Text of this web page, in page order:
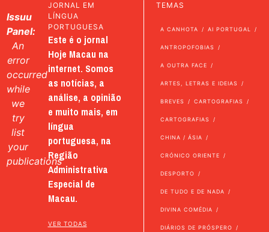
Issuu
Panel:
An
error
occurred
while
we
try
list
your
publications
JORNAL EM
LÍNGUA
PORTUGUESA
Este é o jornal
Hoje Macau na
internet. Somos
as notícias, a
análise, a opinião
e muito mais, em
língua
portuguesa, na
Região
Administrativa
Especial de
Macau.
VER TODAS
TEMAS
A CANHOTA AI PORTUGAL
ANTROPOFOBIAS
A OUTRA FACE
ARTES, LETRAS E IDEIAS
BREVES CARTOGRAFIAS
CARTOGRAFIAS
CHINA / ÁSIA
CRÓNICO ORIENTE
DESPORTO
DE TUDO E DE NADA
DIVINA COMÉDIA
DIÁRIOS DE PRÓSPERO